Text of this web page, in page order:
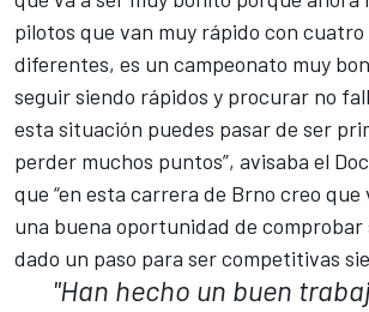
pilotos que van muy rápido con cuatro
diferentes, es un campeonato muy
seguir siendo rápidos y procurar no
esta situación puedes pasar de ser
perder muchos puntos”, avisaba el
que “en esta carrera de Brno creo que
una buena oportunidad de comprobar
dado un paso para ser competitivas
"Han hecho un buen